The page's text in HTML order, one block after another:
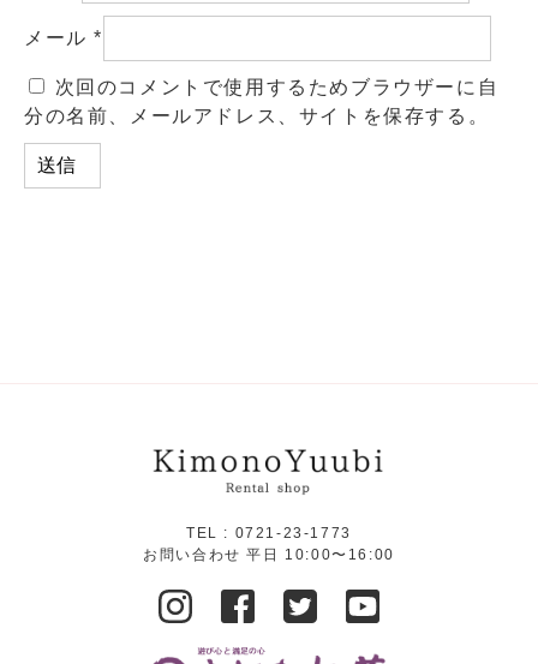
メール*
次回のコメントで使用するためブラウザーに自
分の名前、メールアドレス、サイトを保存する。
TEL : 0721-23-1773
お問い合わせ 平日 10:00〜16:00